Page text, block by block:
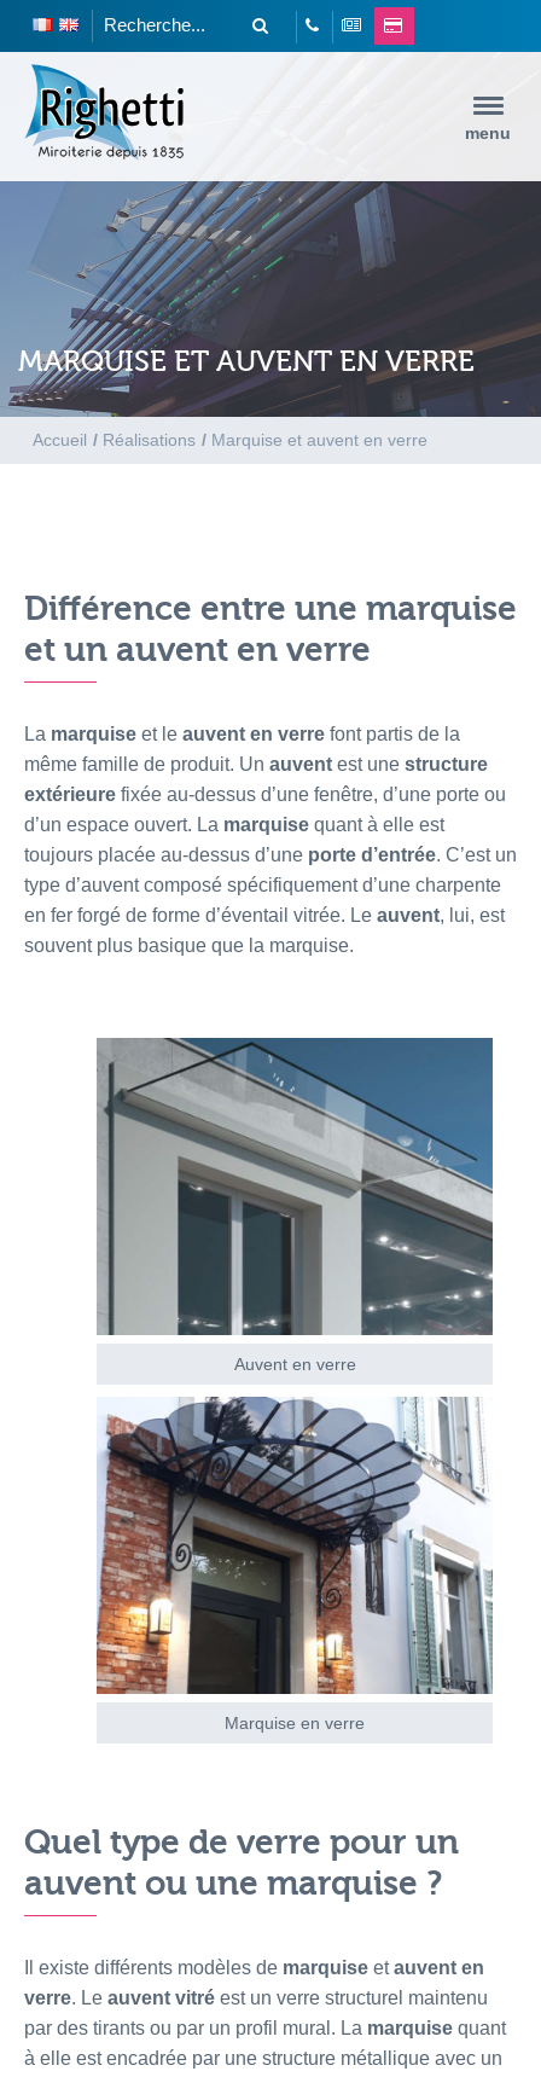
menu
MARQUISE ET AUVENT EN VERRE
Accueil / Réalisations / Marquise et auvent en verre
Différence entre une marquise
et un auvent en verre
La marquise et le auvent en verre font partis de la
même famille de produit. Un auvent est une structure
extérieure fixée au-dessus d’une fenêtre, d’une porte ou
d’un espace ouvert. La marquise quant à elle est
toujours placée au-dessus d’une porte d’entrée. C’est un
type d’auvent composé spécifiquement d’une charpente
en fer forgé de forme d’éventail vitrée. Le auvent, lui, est
souvent plus basique que la marquise.
Auvent en verre
Marquise en verre
Quel type de verre pour un
auvent ou une marquise ?
Il existe différents modèles de marquise etauvent en
verre. Le auvent vitré est un verre structurel maintenu
par des tirants ou par un profil mural. La marquise quant
à elle est encadrée par une structure métallique avec un